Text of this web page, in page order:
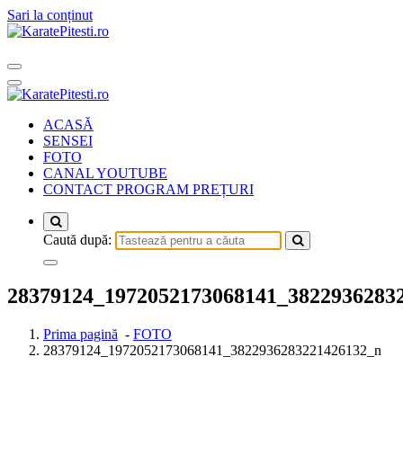
Sari la conținut
ACASĂ
SENSEI
FOTO
CANAL YOUTUBE
CONTACT PROGRAM PREȚURI
Caută după:
Prima pagină - FOTO
28379124_1972052173068141_3822936283221426132_n